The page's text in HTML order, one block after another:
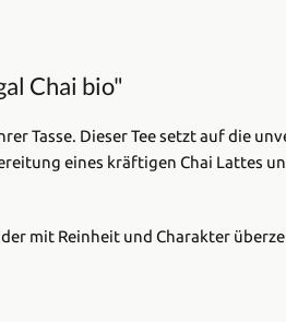
Chai bio"
Tasse. Dieser Tee setzt auf die
eines kräftigen Chai Lattes
mit Reinheit und Charakter